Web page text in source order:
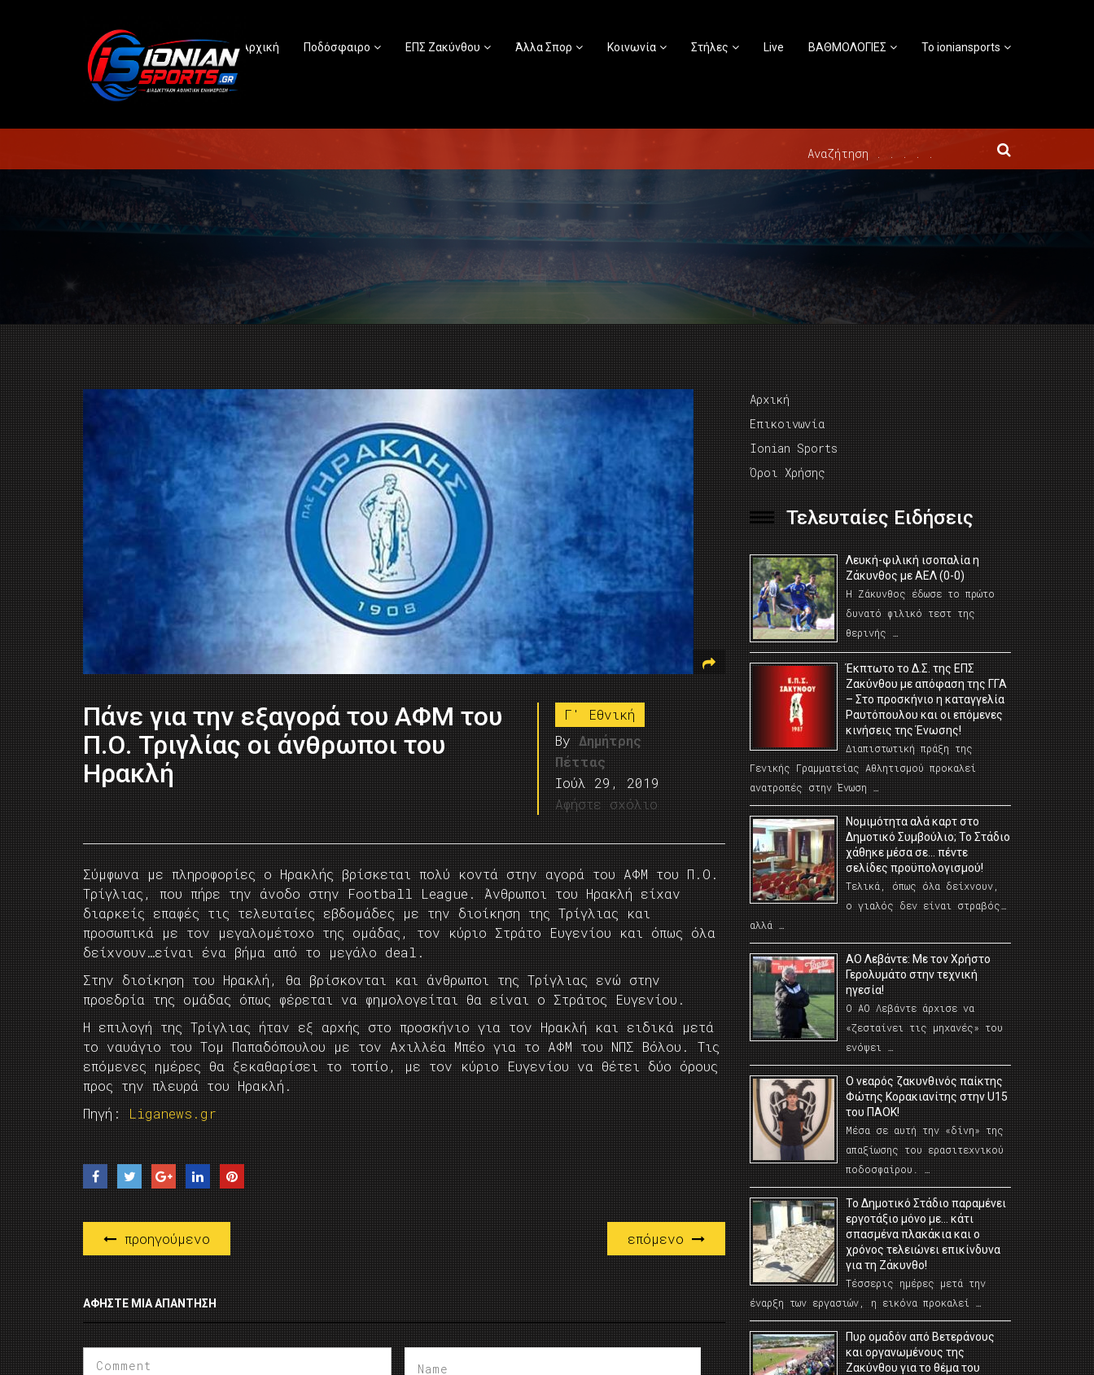
Αρχική Ποδόσφαιρο ΕΠΣ Ζακύνθου Άλλα Σπορ Κοινωνία Στήλες Live ΒΑΘΜΟΛΟΓΙΕΣ Το ioniansports
Πάνε για την εξαγορά του ΑΦΜ του
Π.Ο. Τριγλίας οι άνθρωποι του
Ηρακλή
Γ' Εθνική
By Δημήτρης
Πέττας
Ιούλ 29, 2019
Αφήστε σχόλιο
Σύμφωνα με πληροφορίες ο Ηρακλής βρίσκεται πολύ κοντά στην αγορά του ΑΦΜ του Π.Ο.
Τρίγλιας, που πήρε την άνοδο στην Football League. Άνθρωποι του Ηρακλή είχαν
διαρκείς επαφές τις τελευταίες εβδομάδες με την διοίκηση της Τρίγλιας και
προσωπικά με τον μεγαλομέτοχο της ομάδας, τον κύριο Στράτο Ευγενίου και όπως όλα
δείχνουν…είναι ένα βήμα από το μεγάλο deal.
Στην διοίκηση του Ηρακλή, θα βρίσκονται και άνθρωποι της Τρίγλιας ενώ στην
προεδρία της ομάδας όπως φέρεται να φημολογείται θα είναι ο Στράτος Ευγενίου.
Η επιλογή της Τρίγλιας ήταν εξ αρχής στο προσκήνιο για τον Ηρακλή και ειδικά μετά
το ναυάγιο του Τομ Παπαδόπουλου με τον Αχιλλέα Μπέο για το ΑΦΜ του ΝΠΣ Βόλου. Τις
επόμενες ημέρες θα ξεκαθαρίσει το τοπίο, με τον κύριο Ευγενίου να θέτει δύο όρους
προς την πλευρά του Ηρακλή.
Πηγή: Liganews.gr
προηγούμενο επόμενο
ΑΦΉΣΤΕ ΜΙΑ ΑΠΆΝΤΗΣΗ
Αρχική
Επικοινωνία
Ionian Sports
Όροι Χρήσης
Τελευταίες Ειδήσεις
Λευκή-φιλική ισοπαλία η
Ζάκυνθος με ΑΕΛ (0-0)
Η Ζάκυνθος έδωσε το πρώτο
δυνατό φιλικό τεστ της
θερινής …
Έκπτωτο το Δ.Σ. της ΕΠΣ
Ζακύνθου με απόφαση της ΓΓΑ
– Στο προσκήνιο η καταγγελία
Ραυτόπουλου και οι επόμενες
κινήσεις της Ένωσης!
Διαπιστωτική πράξη της
Γενικής Γραμματείας Αθλητισμού προκαλεί
ανατροπές στην Ένωση …
Νομιμότητα αλά καρτ στο
Δημοτικό Συμβούλιο; Το Στάδιο
χάθηκε μέσα σε… πέντε
σελίδες προϋπολογισμού!
Τελικά, όπως όλα δείχνουν,
ο γιαλός δεν είναι στραβός…
αλλά …
ΑΟ Λεβάντε: Με τον Χρήστο
Γερολυμάτο στην τεχνική
ηγεσία!
Ο ΑΟ Λεβάντε άρχισε να
«ζεσταίνει τις μηχανές» του
ενόψει …
O νεαρός ζακυνθινός παίκτης
Φώτης Κορακιανίτης στην U15
του ΠΑΟΚ!
Μέσα σε αυτή την «δίνη» της
απαξίωσης του ερασιτεχνικού
ποδοσφαίρου. …
Το Δημοτικό Στάδιο παραμένει
εργοτάξιο μόνο με… κάτι
σπασμένα πλακάκια και ο
χρόνος τελειώνει επικίνδυνα
για τη Ζάκυνθο!
Τέσσερις ημέρες μετά την
έναρξη των εργασιών, η εικόνα προκαλεί …
Πυρ ομαδόν από Βετεράνους
και οργανωμένους της
Ζακύνθου για το θέμα του